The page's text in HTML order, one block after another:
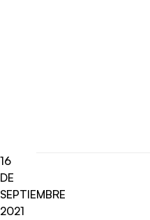
16
DE
SEPTIEMBRE
2021